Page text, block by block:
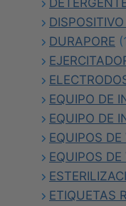
DURAPORE
EQUIPO DE
EQUIPO DE
EQUIPOS
EQUIPOS
ETIQUETAS